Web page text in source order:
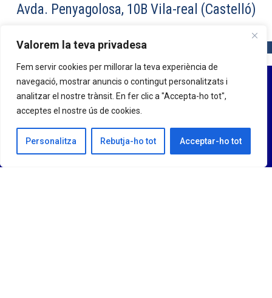
Valorem la teva privadesa
Fem servir cookies per millorar la teva experiència de
navegació, mostrar anuncis o contingut personalitzats i
analitzar el nostre trànsit. En fer clic a "Accepta-ho tot",
acceptes el nostre ús de cookies.
Personalitza Rebutja-ho tot Acceptar-ho tot
Avda. Penyagolosa, 10B Vila-real (Castelló)